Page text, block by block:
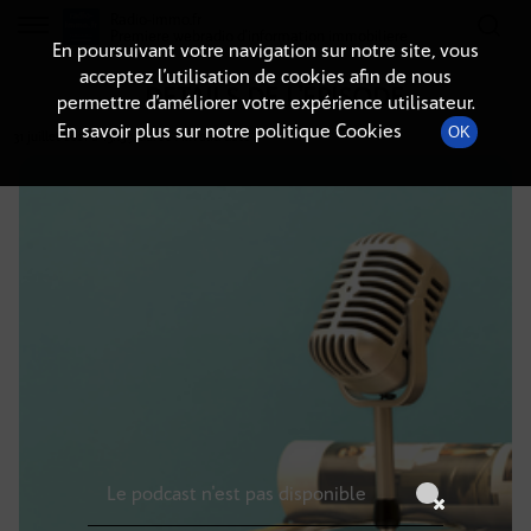
DÉTAILS DE L'ÉPISODE
31 juillet 2021à 13h59 , durée : Invalid date
En poursuivant votre navigation sur notre site, vous
acceptez l’utilisation de cookies afin de nous
permettre d’améliorer votre expérience utilisateur.
En savoir plus sur notre politique Cookies
OK
Le podcast n'est pas disponible